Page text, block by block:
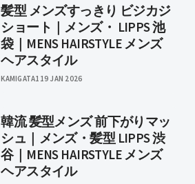
髪型 メンズすっきり ビジカジ
ショート｜メンズ・ LIPPS 池
袋｜MENS HAIRSTYLE メンズ
ヘアスタイル
KAMIGATA1 19 JAN 2026
韓流 髪型メンズ 前下がりマッ
シュ｜メンズ・髪型 LIPPS 渋
谷｜MENS HAIRSTYLE メンズ
ヘアスタイル